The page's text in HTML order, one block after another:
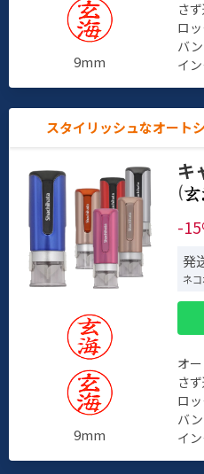
9mm
さ
ロ
バ
イ
スタイリッシュなオート
9mm
キ
(
-
発
ネ
オ
さ
ロ
バ
イ